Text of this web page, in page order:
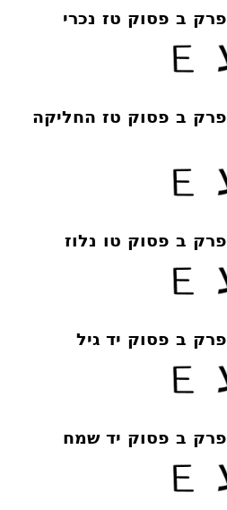
משלי 186 פרק ב פסוק טז החליקה